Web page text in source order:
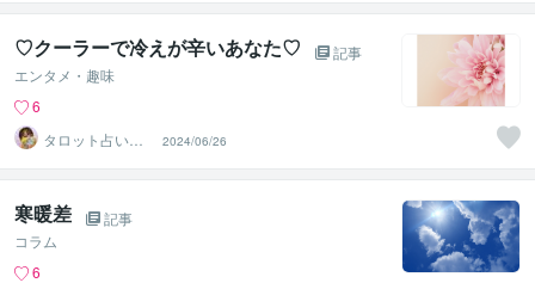
♡クーラーで冷えが辛いあなた♡
記事
エンタメ・趣味
6
タロット占い♡
藍子♡
2024/06/26
寒暖差
記事
コラム
6